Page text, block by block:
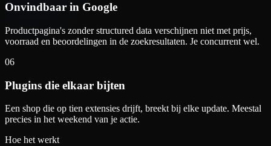
Onvindbaar in Google
Productpagina's zonder structured data verschijnen niet met prijs,
voorraad en beoordelingen in de zoekresultaten. Je concurrent wel.
06
Plugins die elkaar bijten
Een shop die op tien extensies drijft, breekt bij elke update. Meestal
precies in het weekend van je actie.
Hoe het werkt